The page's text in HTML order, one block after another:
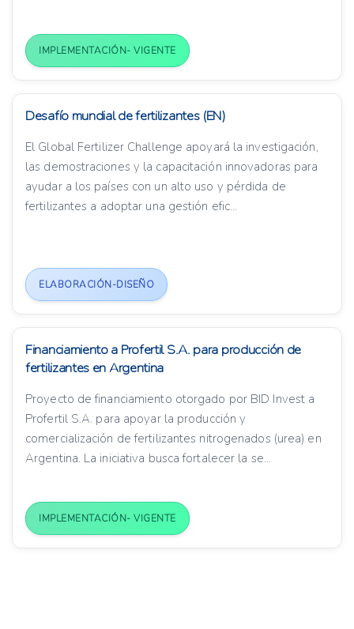
IMPLEMENTACIÓN- VIGENTE
Desafío mundial de fertilizantes (EN)
El Global Fertilizer Challenge apoyará la investigación,
las demostraciones y la capacitación innovadoras para
ayudar a los países con un alto uso y pérdida de
fertilizantes a adoptar una gestión efic...
ELABORACIÓN-DISEÑO
Financiamiento a Profertil S.A. para producción de
fertilizantes en Argentina
Proyecto de financiamiento otorgado por BID Invest a
Profertil S.A. para apoyar la producción y
comercialización de fertilizantes nitrogenados (urea) en
Argentina. La iniciativa busca fortalecer la se...
IMPLEMENTACIÓN- VIGENTE